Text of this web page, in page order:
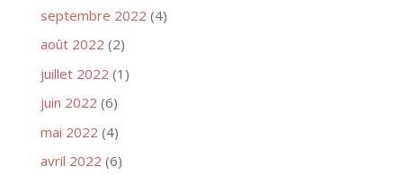
septembre 2022 (4)
août 2022 (2)
juillet 2022 (1)
juin 2022 (6)
mai 2022 (4)
avril 2022 (6)